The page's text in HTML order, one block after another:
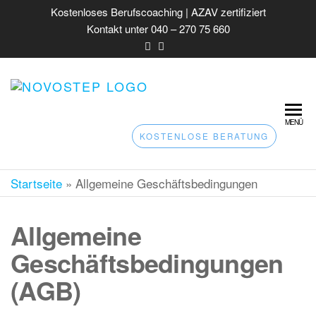
Kostenloses Berufscoaching | AZAV zertifiziert
Kontakt unter 040 – 270 75 660
COACHING &
JOBCOACHING
Integration –
Orientierung &
KOSTENLOSE BERATUNG
MENÜ
Startseite » Allgemeine Geschäftsbedingungen
Allgemeine
Geschäftsbedingungen
(AGB)